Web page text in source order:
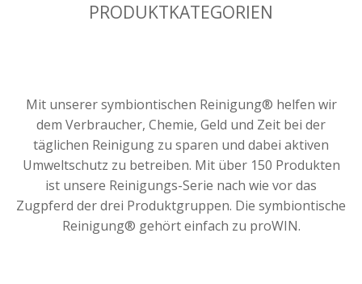
PRODUKTKATEGORIEN
Mit unserer symbiontischen Reinigung® helfen wir
dem Verbraucher, Chemie, Geld und Zeit bei der
täglichen Reinigung zu sparen und dabei aktiven
Umweltschutz zu betreiben. Mit über 150 Produkten
ist unsere Reinigungs-Serie nach wie vor das
Zugpferd der drei Produktgruppen. Die symbiontische
Reinigung® gehört einfach zu proWIN.